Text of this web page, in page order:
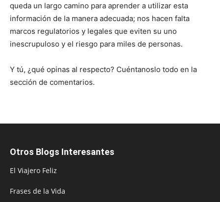
queda un largo camino para aprender a utilizar esta
información de la manera adecuada; nos hacen falta
marcos regulatorios y legales que eviten su uno
inescrupuloso y el riesgo para miles de personas.
Y tú, ¿qué opinas al respecto? Cuéntanoslo todo en la
sección de comentarios.
Otros Blogs Interesantes
El Viajero Feliz
Frases de la Vida